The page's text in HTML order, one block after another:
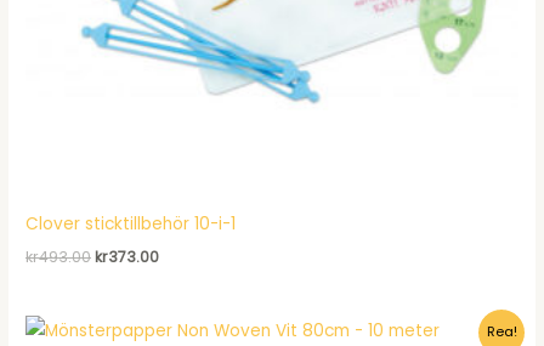
Clover sticktillbehör 10-i-1
kr493.00Det
kr493.00.
kr373.00Det
kr373.00.
Rea!